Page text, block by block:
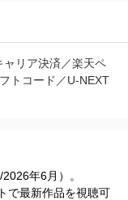
ャリア決済／楽天ペ
トコード／U-NEXT
年6⽉）。
で最新作品を視聴可